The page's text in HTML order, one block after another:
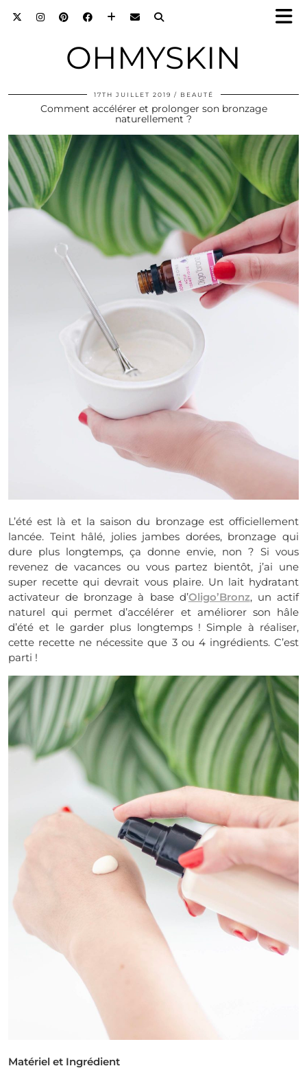
OHMYSKIN
17TH JUILLET 2019 BEAUTÉ
Comment accélérer et prolonger son bronzage
naturellement ?
L’été est là et la saison du bronzage est officiellement
lancée. Teint hâlé, jolies jambes dorées, bronzage qui
dure plus longtemps, ça donne envie, non ? Si vous
revenez de vacances ou vous partez bientôt, j’ai une
super recette qui devrait vous plaire. Un lait hydratant
activateur de bronzage à base d’Oligo’Bronz, un actif
naturel qui permet d’accélérer et améliorer son hâle
d’été et le garder plus longtemps ! Simple à réaliser,
cette recette ne nécessite que 3 ou 4 ingrédients. C’est
parti !
Matériel et Ingrédient